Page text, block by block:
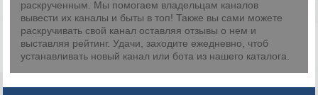
раскрученным. Мы помогаем владельцам каналов
вывести их каналы и быты в топ! Также вы сами можете
раскручивать свой канал оставляя отзывы о нем и
выставляя рейтинг. Удачи, заходите ежедневно, чтоб
устанавливать новый канал или бота из нашего каталога.